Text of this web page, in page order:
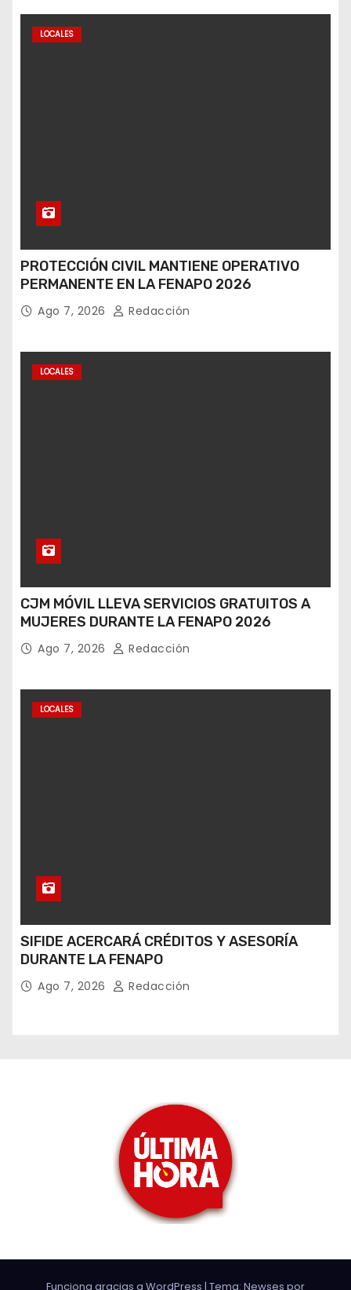
LOCALES
PROTECCIÓN CIVIL MANTIENE OPERATIVO
PERMANENTE EN LA FENAPO 2026
Ago 7, 2026 Redacción
LOCALES
CJM MÓVIL LLEVA SERVICIOS GRATUITOS A
MUJERES DURANTE LA FENAPO 2026
Ago 7, 2026 Redacción
LOCALES
SIFIDE ACERCARÁ CRÉDITOS Y ASESORÍA
DURANTE LA FENAPO
Ago 7, 2026 Redacción
Funciona gracias a WordPress | Tema: Newses por